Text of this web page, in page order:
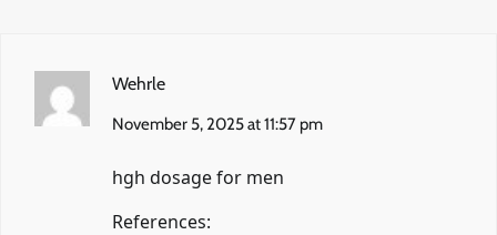
Wehrle
November 5, 2025 at 11:57 pm
hgh dosage for men
References: